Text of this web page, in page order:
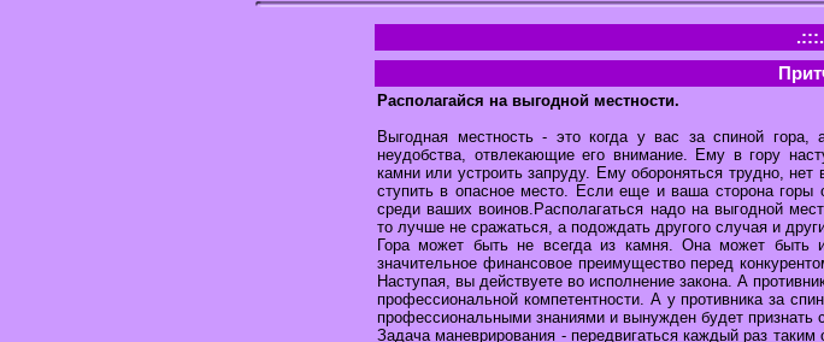
.:::.
Располагайся на выгодной местности.
Выгодная местность - это когда у вас за спиной
неудобства, отвлекающие его внимание. Ему в гору
камни или устроить запруду. Ему обороняться трудно,
ступить в опасное место. Если еще и ваша сторона
среди ваших воинов.Располагаться надо на выгодной
то лучше не сражаться, а подождать другого случая и
Гора может быть не всегда из камня. Она может быть
значительное финансовое преимущество перед
Наступая, вы действуете во исполнение закона. А
профессиональной компетентности. А у противника за
профессиональными знаниями и вынужден будет признать
Задача маневрирования - передвигаться каждый раз